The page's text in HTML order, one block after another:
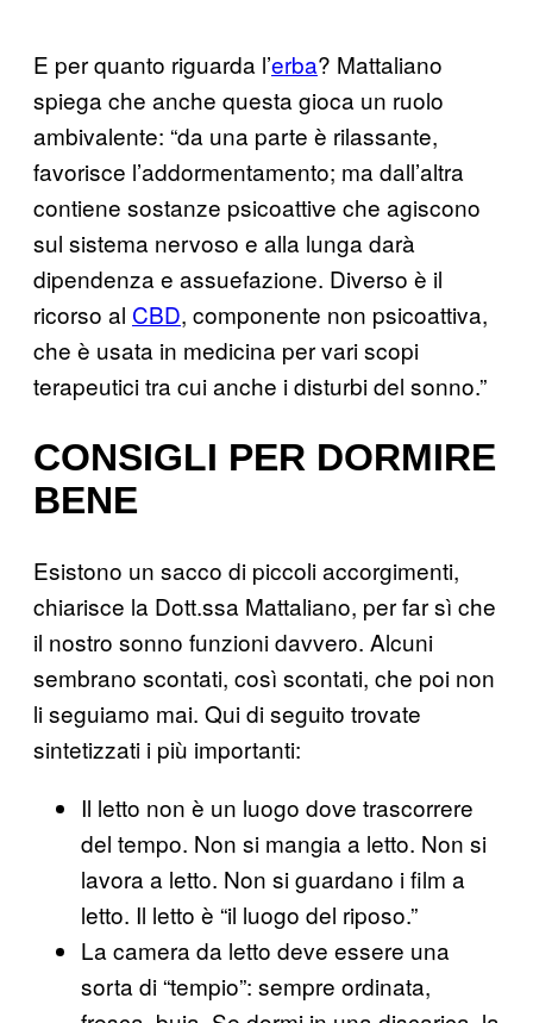
E per quanto riguarda l’erba? Mattaliano
spiega che anche questa gioca un ruolo
ambivalente: “da una parte è rilassante,
favorisce l’addormentamento; ma dall’altra
contiene sostanze psicoattive che agiscono
sul sistema nervoso e alla lunga darà
dipendenza e assuefazione. Diverso è il
ricorso al CBD, componente non psicoattiva,
che è usata in medicina per vari scopi
terapeutici tra cui anche i disturbi del sonno.”
CONSIGLI PER DORMIRE
BENE
Esistono un sacco di piccoli accorgimenti,
chiarisce la Dott.ssa Mattaliano, per far sì che
il nostro sonno funzioni davvero. Alcuni
sembrano scontati, così scontati, che poi non
li seguiamo mai. Qui di seguito trovate
sintetizzati i più importanti:
Il letto non è un luogo dove trascorrere
del tempo. Non si mangia a letto. Non si
lavora a letto. Non si guardano i film a
letto. Il letto è “il luogo del riposo.”
La camera da letto deve essere una
sorta di “tempio”: sempre ordinata,